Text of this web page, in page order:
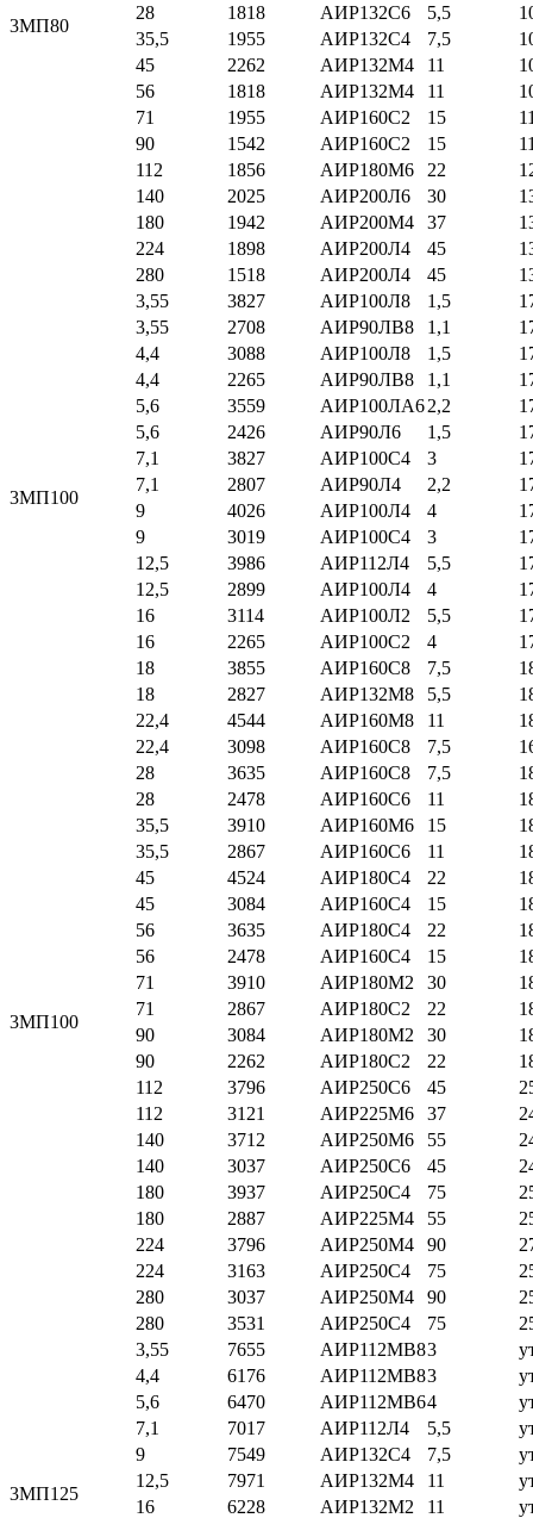
3МП80
28
1818 АИР132С6 5,5
35,5
1955 АИР132С4 7,5
45
2262 АИР132М4 11
56
1818 АИР132М4 11
71
1955 АИР160С2 15
90
1542 АИР160С2 15
112
1856 АИР180М6 22
140
2025 АИР200Л6 30
180
1942 АИР200М4 37
224
1898 АИР200Л4 45
280
1518 АИР200Л4 45
3МП100
3,55 3827 АИР100Л8 1,5
3,55
2708 АИР90ЛВ8 1,1
4,4
3088 АИР100Л8 1,5
4,4
2265 АИР90ЛВ8 1,1
5,6
3559 АИР100ЛА62,2
5,6
2426 АИР90Л6 1,5
7,1
3827 АИР100С4 3
7,1
2807 АИР90Л4 2,2
9
4026 АИР100Л4 4
9
3019 АИР100С4 3
12,5
3986 АИР112Л4 5,5
12,5
2899 АИР100Л4 4
16
3114 АИР100Л2 5,5
16
2265 АИР100С2 4
18
3855 АИР160С8 7,5
18
2827 АИР132М8 5,5
3МП100
22,4 4544 АИР160М8 11
22,4
3098 АИР160С8 7,5
28
3635 АИР160С8 7,5
28
2478 АИР160С6 11
35,5
3910 АИР160М6 15
35,5
2867 АИР160С6 11
45
4524 АИР180С4 22
45
3084 АИР160С4 15
56
3635 АИР180С4 22
56
2478 АИР160С4 15
71
3910 АИР180М2 30
71
2867 АИР180С2 22
90
3084 АИР180М2 30
90
2262 АИР180С2 22
112
3796 АИР250С6 45
112
3121 АИР225М6 37
140
3712 АИР250М6 55
140
3037 АИР250С6 45
180
3937 АИР250С4 75
180
2887 АИР225М4 55
224
3796 АИР250М4 90
224
3163 АИР250С4 75
280
3037 АИР250М4 90
280
3531 АИР250С4 75
3МП125
3,55 7655 АИР112МВ83
4,4
6176 АИР112МВ83
5,6
6470 АИР112МВ64
7,1
7017 АИР112Л4 5,5
9
7549 АИР132С4 7,5
12,5
7971 АИР132М4 11
16
6228 АИР132М2 11